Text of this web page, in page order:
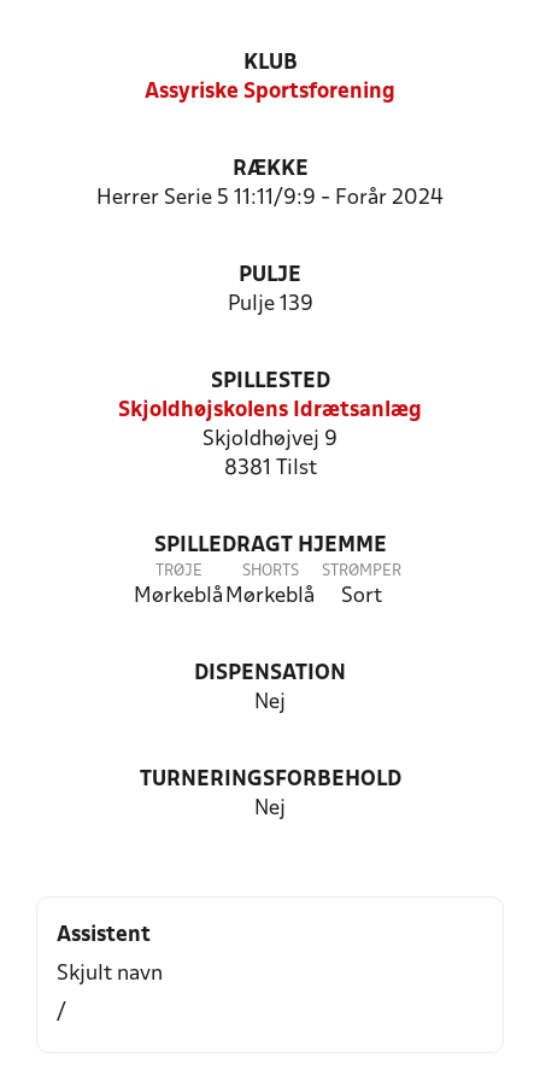
KLUB
Assyriske Sportsforening
RÆKKE
Herrer Serie 5 11:11/9:9 - Forår 2024
PULJE
Pulje 139
SPILLESTED
Skjoldhøjskolens Idrætsanlæg
Skjoldhøjvej 9
8381 Tilst
SPILLEDRAGT HJEMME
TRØJE
Mørkeblå
SHORTS
Mørkeblå
STRØMPER
Sort
DISPENSATION
Nej
TURNERINGSFORBEHOLD
Nej
Assistent
Skjult navn
/